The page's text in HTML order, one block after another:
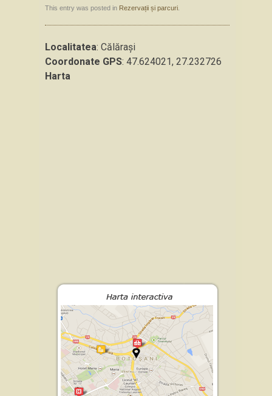
This entry was posted in Rezervații și parcuri
Localitatea: Călărași
Coordonate GPS: 47.624021, 27.232726
Harta